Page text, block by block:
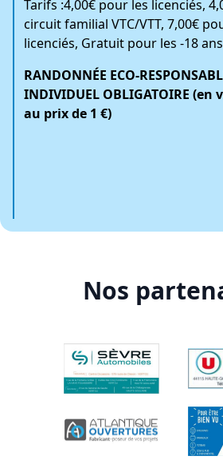
Tarifs :4,00€ pour les licenciés,
circuit familial VTC/VTT, 7,00€
licenciés, Gratuit pour les -18
RANDONNÉE ECO-
INDIVIDUEL OBLIGATOIRE (en
au prix de 1 €)
Nos